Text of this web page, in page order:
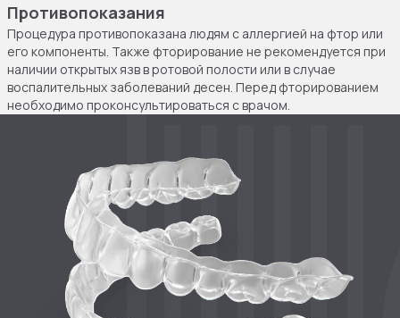
Противопоказания
Процедура противопоказана людям с аллергией на фтор или
его компоненты. Также фторирование не рекомендуется при
наличии открытых язв в ротовой полости или в случае
воспалительных заболеваний десен. Перед фторированием
необходимо проконсультироваться с врачом.